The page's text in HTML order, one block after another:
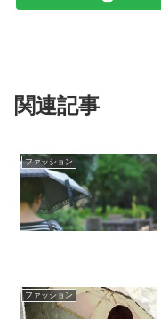
関連記事
ファッション
ファッション